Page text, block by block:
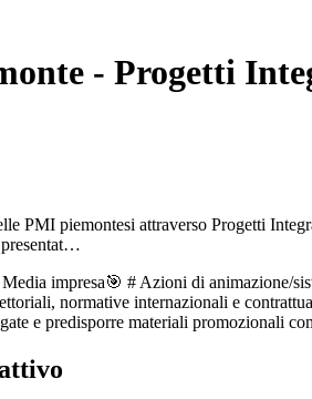
- Progetti
PMI piemontesi attraverso Progetti
presentat…
Media impresa🎯 # Azioni di animazione/
normative internazionali e
e predisporre materiali promozionali